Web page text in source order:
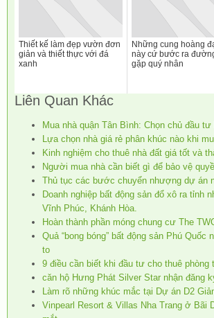
Thiết kế làm đẹp vườn đơn
giản và thiết thực với đá
xanh
Những cung hoàng
này cứ bước ra
gặp quý nhân
Liên Quan Khác
Mua nhà quận Tân Bình: Chọn chủ đầu
Lựa chọn nhà giá rẻ phân khúc nào khi
Kinh nghiệm cho thuê nhà đất giá tốt và
Người mua nhà cần biết gì để bảo vệ
Thủ tục các bước chuyển nhượng dự án
Doanh nghiệp bất động sản đổ xô ra tỉnh
Vĩnh Phúc, Khánh Hòa.
Hoàn thành phần móng chung cư The
Quả “bong bóng” bất động sản Phú Quốc
to
9 điều cần biết khi đầu tư cho thuê phòng
căn hộ Hưng Phát Silver Star nhận đăng
Làm rõ những khúc mắc tại Dự án D2
Vinpearl Resort & Villas Nha Trang ở Bãi